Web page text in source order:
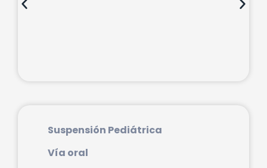
Suspensión Pediátrica
Vía oral